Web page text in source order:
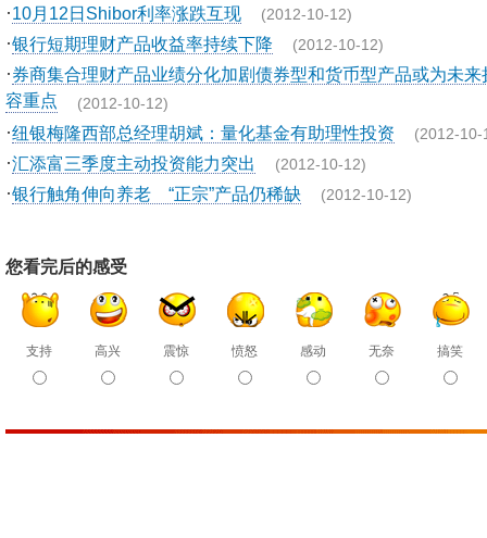
·10月12日Shibor利率涨跌互现 (2012-10-12)
·银行短期理财产品收益率持续下降 (2012-10-12)
·券商集合理财产品业绩分化加剧债券型和货币型产品或为未来
容重点 (2012-10-12)
·纽银梅隆西部总经理胡斌：量化基金有助理性投资 (2012-10-
·汇添富三季度主动投资能力突出 (2012-10-12)
·银行触角伸向养老 “正宗”产品仍稀缺 (2012-10-12)
您看完后的感受
支持 高兴 震惊 愤怒 感动 无奈 搞笑